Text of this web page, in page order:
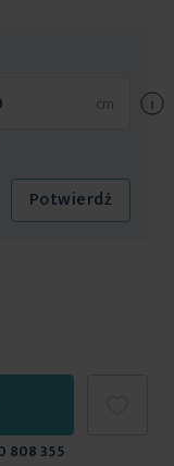
Potwierdź
808 355